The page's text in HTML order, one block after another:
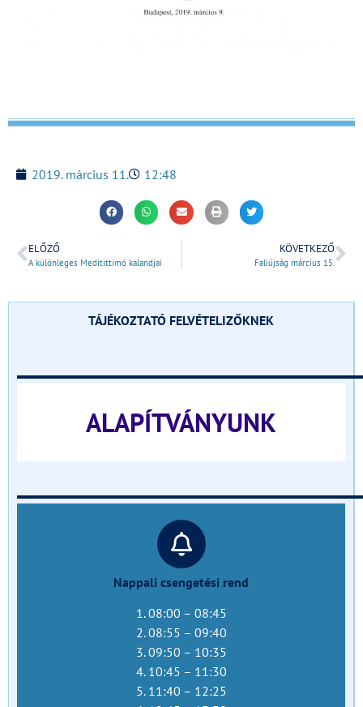
2019. március 11. 12:48
ELŐZŐ
A különleges Meditittimó kalandjai
KÖVETKEZŐ
Faliújság március 15.
TÁJÉKOZTATÓ FELVÉTELIZŐKNEK
ALAPÍTVÁNYUNK
Nappali csengetési rend
1. 08:00 – 08:45
2. 08:55 – 09:40
3. 09:50 – 10:35
4. 10:45 – 11:30
5. 11:40 – 12:25